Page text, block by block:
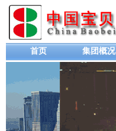
首页 集团概况